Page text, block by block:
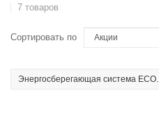
7 товаров
Сортировать по
Энергосберегающая система ECO.